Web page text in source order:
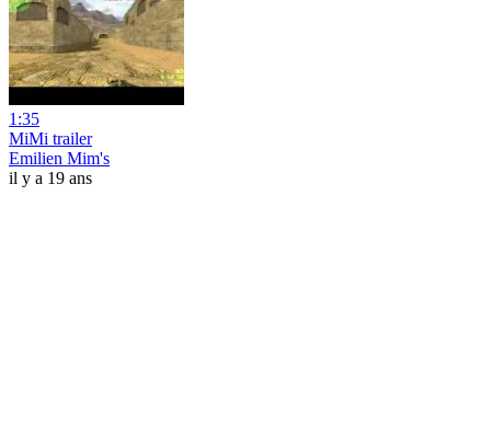
1:35
MiMi trailer
Emilien Mim's
il y a 19 ans